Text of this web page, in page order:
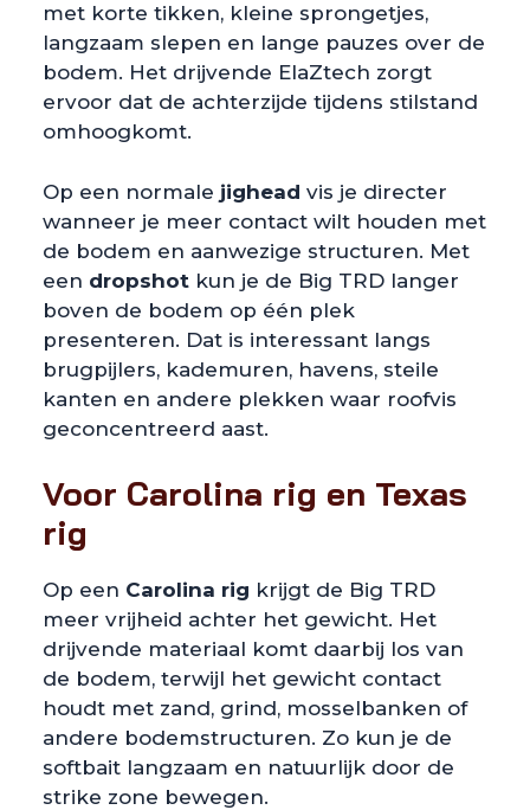
met korte tikken, kleine sprongetjes,
langzaam slepen en lange pauzes over de
bodem. Het drijvende ElaZtech zorgt
ervoor dat de achterzijde tijdens stilstand
omhoogkomt.
Op een normale jighead vis je directer
wanneer je meer contact wilt houden met
de bodem en aanwezige structuren. Met
een dropshot kun je de Big TRD langer
boven de bodem op één plek
presenteren. Dat is interessant langs
brugpijlers, kademuren, havens, steile
kanten en andere plekken waar roofvis
geconcentreerd aast.
Voor Carolina rig en Texas
rig
Op een Carolina rig krijgt de Big TRD
meer vrijheid achter het gewicht. Het
drijvende materiaal komt daarbij los van
de bodem, terwijl het gewicht contact
houdt met zand, grind, mosselbanken of
andere bodemstructuren. Zo kun je de
softbait langzaam en natuurlijk door de
strike zone bewegen.